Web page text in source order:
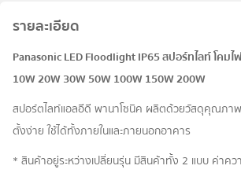
รายละเอียด
Panasonic LED Floodlight IP65 สปอร์ทไลท์ โคม
10W 20W 30W 50W 100W 150W 200W
สปอร์ตไลท์แอลอีดี พานาโซนิค ผลิตด้วยวัสดุคุณภา
ตั้งง่าย ใช้ได้ทั้งภายในและภายนอกอาคาร
* สินค้าอยู่ระหว่างเปลี่ยนรุ่น มีสินค้าทั้ง 2 แบบ ค่าคว